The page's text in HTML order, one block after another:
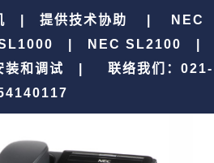
机 | 提供技术协助 | NEC
| NEC SL2100 |
装和调试 |
联络我们：021-